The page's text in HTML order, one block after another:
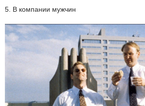
5. В компании мужчин